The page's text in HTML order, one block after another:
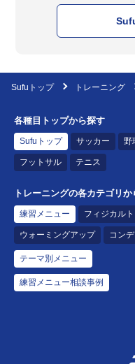
Sufuトップ トレーニング
各種目トップから探す
Sufuトップ サッカー 野
フットサル テニス
トレーニングの各カテゴリか
練習メニュー フィジカル
ウォーミングアップ コン
テーマ別メニュー
練習メニュー相談事例